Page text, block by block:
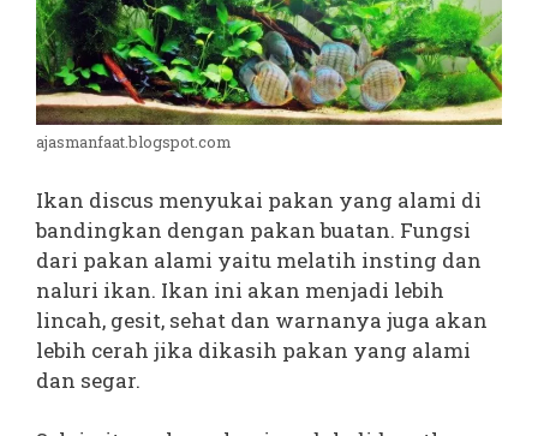
ajasmanfaat.blogspot.com
Ikan discus menyukai pakan yang alami di
bandingkan dengan pakan buatan. Fungsi
dari pakan alami yaitu melatih insting dan
naluri ikan. Ikan ini akan menjadi lebih
lincah, gesit, sehat dan warnanya juga akan
lebih cerah jika dikasih pakan yang alami
dan segar.